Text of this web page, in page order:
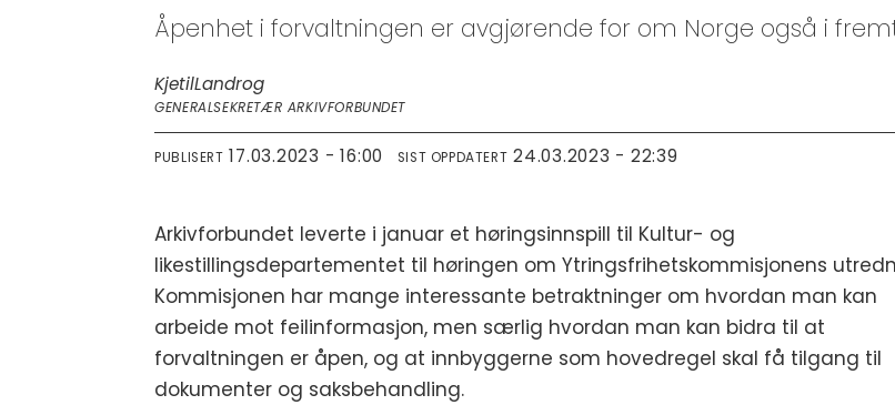
Åpenhet i forvaltningen er avgjørende for om Norge også i
KjetilLandrog
GENERALSEKRETÆR ARKIVFORBUNDET
PUBLISERT 17.03.2023 - 16:00 SIST OPPDATERT 24.03.2023 - 22:39
Arkivforbundet leverte i januar et høringsinnspill til Kultur- og
likestillingsdepartementet til høringen om Ytringsfrihetskommisjonens
Kommisjonen har mange interessante betraktninger om hvordan man kan
arbeide mot feilinformasjon, men særlig hvordan man kan bidra til at
forvaltningen er åpen, og at innbyggerne som hovedregel skal få tilgang til
dokumenter og saksbehandling.